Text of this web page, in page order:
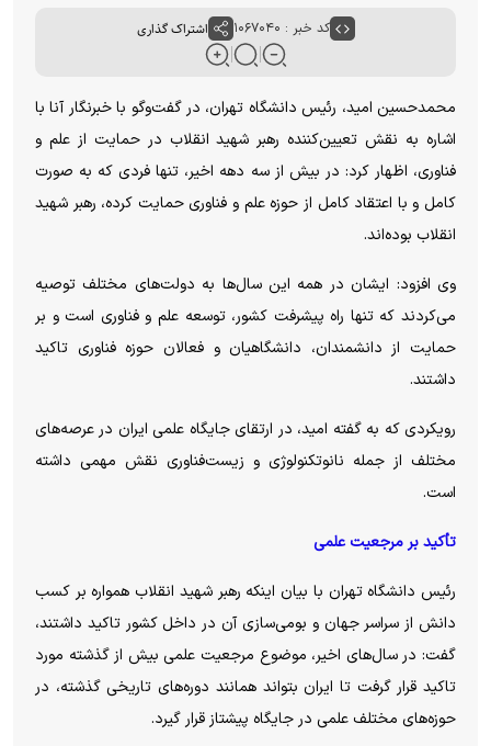
کد خبر : ۱۰۶۷۰۴۰ اشتراک گذاری
محمدحسین امید، رئیس دانشگاه تهران، در گفت‌و‌گو با خبرنگار آنا با
اشاره به نقش تعیین‌کننده رهبر شهید انقلاب در حمایت از علم و
فناوری، اظهار کرد: در بیش از سه دهه اخیر، تنها فردی که به صورت
کامل و با اعتقاد کامل از حوزه علم و فناوری حمایت کرده، رهبر شهید
انقلاب بوده‌اند.
وی افزود: ایشان در همه این سال‌ها به دولت‌های مختلف توصیه
می‌کردند که تنها راه پیشرفت کشور، توسعه علم و فناوری است و بر
حمایت از دانشمندان، دانشگاهیان و فعالان حوزه فناوری تاکید
داشتند.
رویکردی که به گفته امید، در ارتقای جایگاه علمی ایران در عرصه‌های
مختلف از جمله نانوتکنولوژی و زیست‌فناوری نقش مهمی داشته
است.
تأکید بر مرجعیت علمی
رئیس دانشگاه تهران با بیان اینکه رهبر شهید انقلاب همواره بر کسب
دانش از سراسر جهان و بومی‌سازی آن در داخل کشور تاکید داشتند،
گفت: در سال‌های اخیر، موضوع مرجعیت علمی بیش از گذشته مورد
تاکید قرار گرفت تا ایران بتواند همانند دوره‌های تاریخی گذشته، در
حوزه‌های مختلف علمی در جایگاه پیشتاز قرار گیرد.